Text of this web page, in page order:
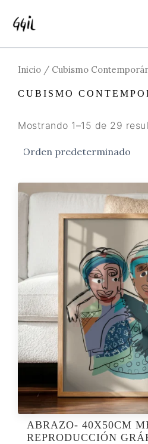
Inicio / Cubismo
CUBISMO
Mostrando 1–15 de 29
ABRAZO- 40X50CM
REPRODUCCIÓN